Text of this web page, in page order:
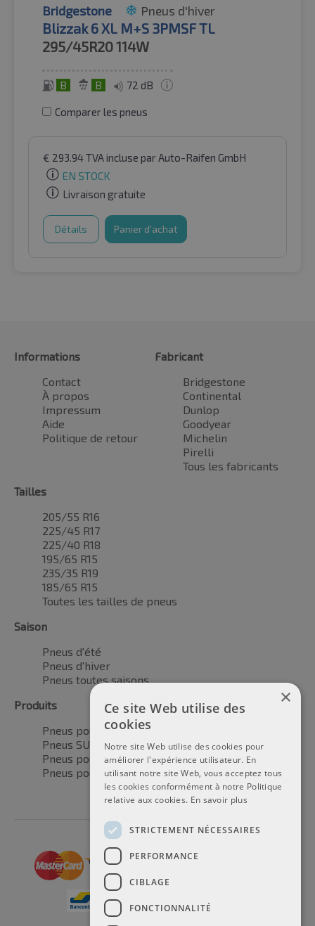
Bridgestone Pneus d'hiver
Blizzak 6 XL M+S 3PMSF TL
295/45R20114W
B B 72 dB
Comparer les pneus
€ 293.94TVA incluse par Auto-Raifen GmbH
EN STOCK
Livraison gratuite
Détails Panier d'achat
Informations
Contact
À propos
Impressum
Aide
Politique de retour
Fabricant
Bridgestone
Continental
Dunlop
Goodyear
Michelin
Pirelli
Tous les fabricants
Tailles
205/55 R16
225/45 R17
225/40 R18
195/65 R15
235/35 R19
185/65 R15
Toutes les tailles de pneus
Saison
Pneus d'été
Pneus d'hiver
Pneus toutes saisons
Produits
Pneus pour voitures
Pneus SUV / 4x4
Pneus pour camionnettes
Pneus pour motos
×
Ce site Web utilise des
cookies
Notre site Web utilise des cookies pour
améliorer l'expérience utilisateur. En
utilisant notre site Web, vous acceptez tous
les cookies conformément à notre Politique
relative aux cookies. En savoir plus
STRICTEMENT NÉCESSAIRES
PERFORMANCE
CIBLAGE
FONCTIONNALITÉ